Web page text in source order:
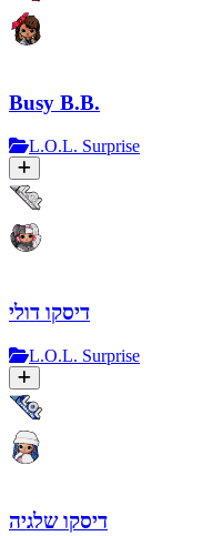
Busy B.B.
L.O.L. Surprise
דיסקו דולי
L.O.L. Surprise
דיסקו שלגיה